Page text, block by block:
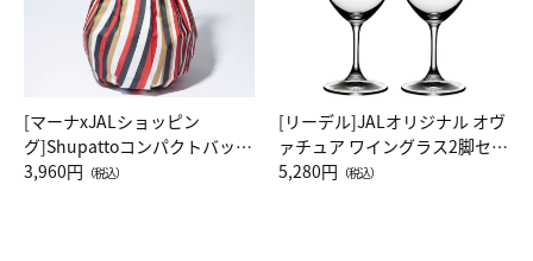
[マーナxJALショッピン
グ]Shupattoコンパクトバッグ
Drop JAL客室乗務員（LC）ス
3,960円 （税込）
[リーデル]JALオリジナル オヴ
ァチュア ワイングラス2脚セッ
ト（レッドワイン）
5,280円 （税込）